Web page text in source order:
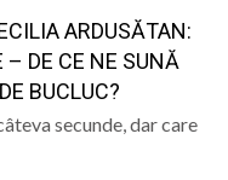
ARDUSĂTAN:
– DE CE NE SUNĂ
BUCLUC?
secunde, dar care